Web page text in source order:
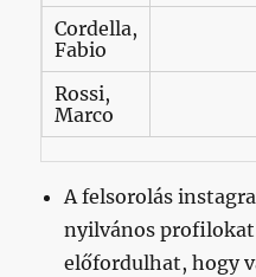
Cordella,
Fabio
Rossi,
Marco
A felsorolás
nyilvános
előfordulhat, hogy